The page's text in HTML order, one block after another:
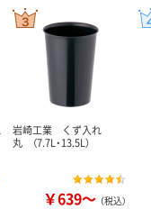
岩崎工業 くず入れ
丸 （7.7L・13.5L）
￥639～ （税込）